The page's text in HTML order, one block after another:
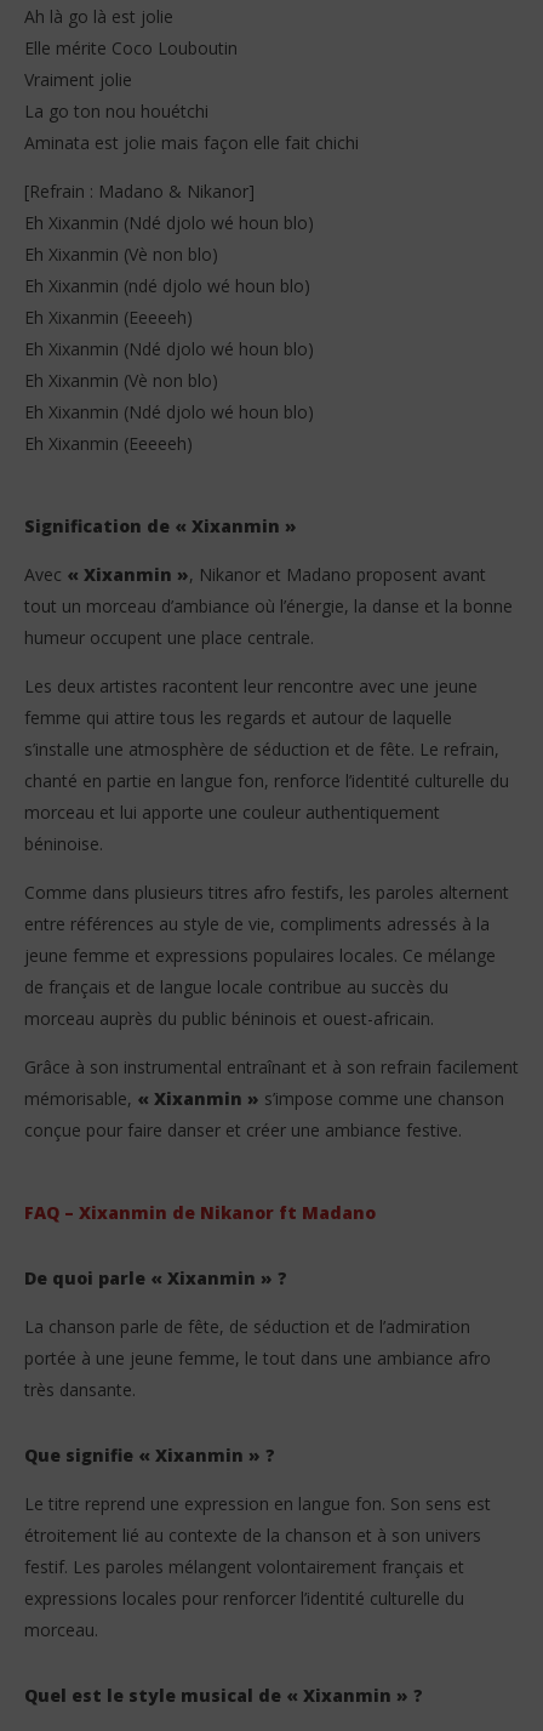
Ah là go là est jolie
Elle mérite Coco Louboutin
Vraiment jolie
La go ton nou houétchi
Aminata est jolie mais façon elle fait chichi
[Refrain : Madano & Nikanor]
Eh Xixanmin (Ndé djolo wé houn blo)
Eh Xixanmin (Vè non blo)
Eh Xixanmin (ndé djolo wé houn blo)
Eh Xixanmin (Eeeeeh)
Eh Xixanmin (Ndé djolo wé houn blo)
Eh Xixanmin (Vè non blo)
Eh Xixanmin (Ndé djolo wé houn blo)
Eh Xixanmin (Eeeeeh)
Signification de « Xixanmin »
Avec « Xixanmin », Nikanor et Madano proposent avant
tout un morceau d’ambiance où l’énergie, la danse et la bonne
humeur occupent une place centrale.
Les deux artistes racontent leur rencontre avec une jeune
femme qui attire tous les regards et autour de laquelle
s’installe une atmosphère de séduction et de fête. Le refrain,
chanté en partie en langue fon, renforce l’identité culturelle du
morceau et lui apporte une couleur authentiquement
béninoise.
Comme dans plusieurs titres afro festifs, les paroles alternent
entre références au style de vie, compliments adressés à la
jeune femme et expressions populaires locales. Ce mélange
de français et de langue locale contribue au succès du
morceau auprès du public béninois et ouest-africain.
Grâce à son instrumental entraînant et à son refrain facilement
mémorisable, « Xixanmin » s’impose comme une chanson
conçue pour faire danser et créer une ambiance festive.
FAQ – Xixanmin de Nikanor ft Madano
De quoi parle « Xixanmin » ?
La chanson parle de fête, de séduction et de l’admiration
portée à une jeune femme, le tout dans une ambiance afro
très dansante.
Que signifie « Xixanmin » ?
Le titre reprend une expression en langue fon. Son sens est
étroitement lié au contexte de la chanson et à son univers
festif. Les paroles mélangent volontairement français et
expressions locales pour renforcer l’identité culturelle du
morceau.
Quel est le style musical de « Xixanmin » ?